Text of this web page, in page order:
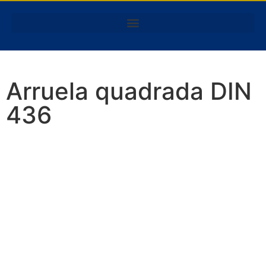
Arruela quadrada DIN
436